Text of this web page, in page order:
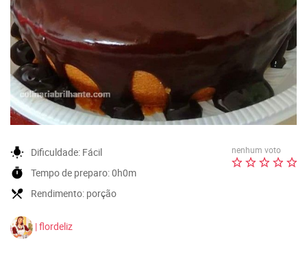
nenhum voto
wb_incandescent Dificuldade: Fácil
timer Tempo de preparo:0h0m
local_dining Rendimento: porção
| flordeliz